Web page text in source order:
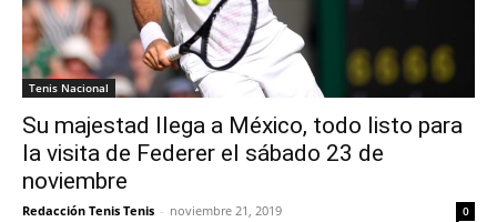
Tenis Nacional
Su majestad llega a México, todo listo para
la visita de Federer el sábado 23 de
noviembre
Redacción Tenis Tenis - noviembre 21, 2019 0